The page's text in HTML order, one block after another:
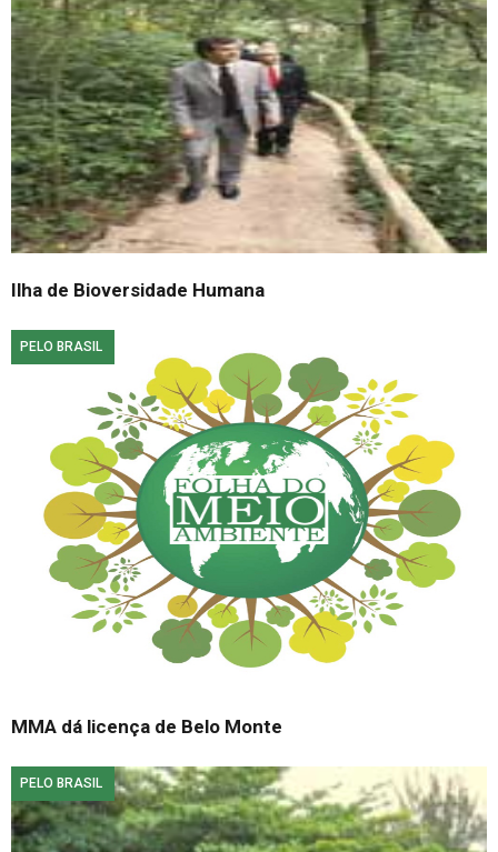
Ilha de Bioversidade Humana
PELO BRASIL
MMA dá licença de Belo Monte
PELO BRASIL